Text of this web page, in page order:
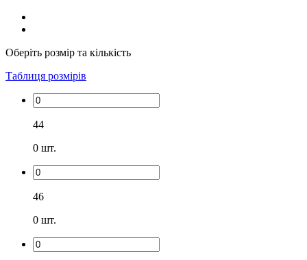
Оберіть розмір та кількість
Таблиця розмірів
44
0 шт.
46
0 шт.